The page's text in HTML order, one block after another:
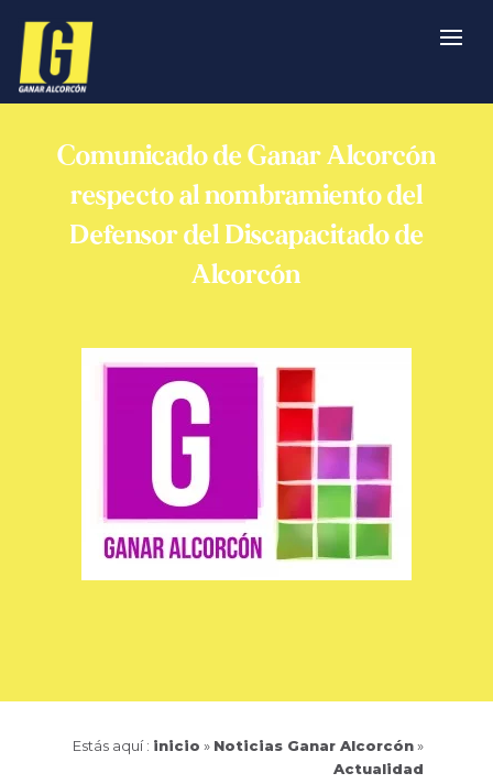
Comunicado de Ganar Alcorcón
respecto al nombramiento del
Defensor del Discapacitado de
Alcorcón
Estás aquí : inicio » Noticias Ganar Alcorcón»
Actualidad